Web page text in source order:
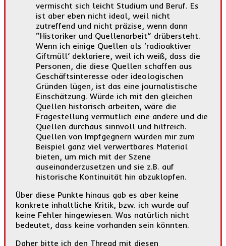
vermischt sich leicht Studium und Beruf. Es
ist aber eben nicht ideal, weil nicht
zutreffend und nicht präzise, wenn dann
“Historiker und Quellenarbeit” drübersteht.
Wenn ich einige Quellen als ‘radioaktiver
Giftmüll’ deklariere, weil ich weiß, dass die
Personen, die diese Quellen schaffen aus
Geschäftsinteresse oder ideologischen
Gründen lügen, ist das eine journalistische
Einschätzung. Würde ich mit den gleichen
Quellen historisch arbeiten, wäre die
Fragestellung vermutlich eine andere und die
Quellen durchaus sinnvoll und hilfreich.
Quellen von Impfgegnern würden mir zum
Beispiel ganz viel verwertbares Material
bieten, um mich mit der Szene
auseinanderzusetzen und sie z.B. auf
historische Kontinuität hin abzuklopfen.
Über diese Punkte hinaus gab es aber keine
konkrete inhaltliche Kritik, bzw. ich wurde auf
keine Fehler hingewiesen. Was natürlich nicht
bedeutet, dass keine vorhanden sein könnten.
Daher bitte ich den Thread mit diesen